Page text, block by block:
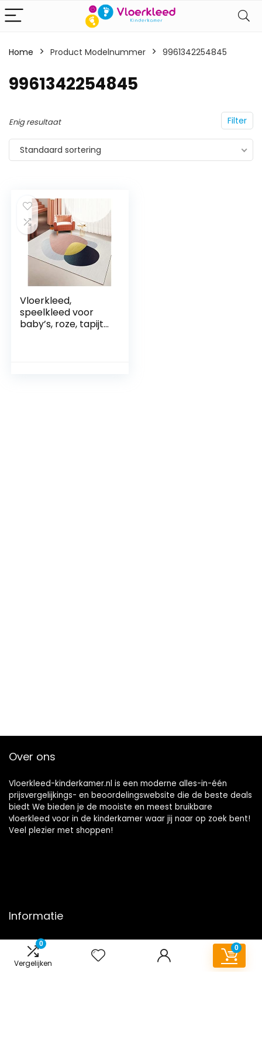
0
Vergelijken
0
Home Product Modelnummer ‎9961342254845
‎9961342254845
Filter
Enig resultaat
Standaard sortering
Vloerkleed,
speelkleed voor
baby’s, roze, tapijt
Over ons
Vloerkleed-kinderkamer.nl is een moderne alles-in-één
prijsvergelijkings- en beoordelingswebsite die de beste deals
biedt We bieden je de mooiste en meest bruikbare
vloerkleed voor in de kinderkamer waar jij naar op zoek bent!
Veel plezier met shoppen!
Informatie
Contact
Klantenservice